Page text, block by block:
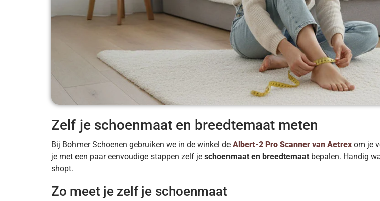
Zelf je schoenmaat en breedtemaat meten
Bij Bohmer Schoenen gebruiken we in de winkel de Albert-2 Pro Scanner van Aetrex om je
je met een paar eenvoudige stappen zelf je schoenmaat en breedtemaat bepalen. Handig
shopt.
Zo meet je zelf je schoenmaat